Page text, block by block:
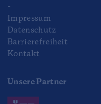
-
Impressum
Datenschutz
Barrierefreiheit
Kontakt
Unsere Partner